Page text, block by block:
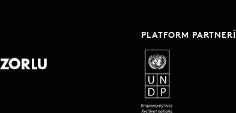
PLATFORM PARTNERI